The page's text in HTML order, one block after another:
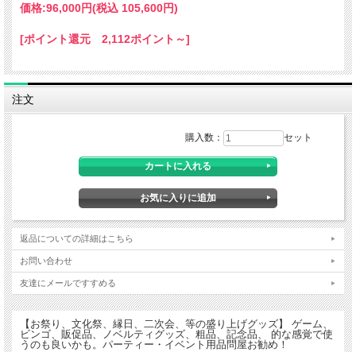
価格:96,000円(税込 105,600円)
[ポイント還元 2,112ポイント～]
注文
購入数： セット
返品についての詳細はこちら
お問い合わせ
友達にメールですすめる
【お祭り、文化祭、縁日、二次会、等の盛り上げグッズ】 ゲーム、
ビンゴ、販促品、ノベルティグッズ、粗品、記念品、 的な感覚で使
うのも良いかも。パーティー・イベント用品問屋お勧め！